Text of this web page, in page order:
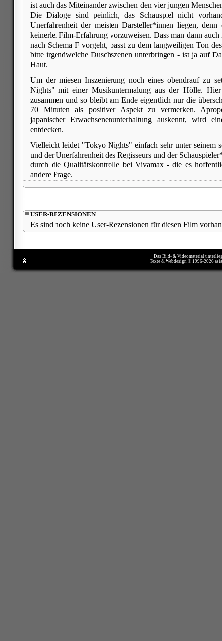
ist auch das Miteinander zwischen den vier jungen
Die Dialoge sind peinlich, das Schauspiel nicht
Unerfahrenheit der meisten Darsteller*innen liegen, denn
keinerlei Film-Erfahrung vorzuweisen. Dass man dann auch
nach Schema F vorgeht, passt zu dem langweiligen Ton
bitte irgendwelche Duschszenen unterbringen - ist ja auf
Haut.
Um der miesen Inszenierung noch eines obendrauf zu
Nights" mit einer Musikuntermalung aus der Hölle.
zusammen und so bleibt am Ende eigentlich nur die
70 Minuten als positiver Aspekt zu vermerken.
japanischer Erwachsenenunterhaltung auskennt, wird
entdecken.
Vielleicht leidet "Tokyo Nights" einfach sehr unter seinem
und der Unerfahrenheit des Regisseurs und der
durch die Qualitätskontrolle bei Vivamax - die es
andere Frage.
USER-REZENSIONEN
Es sind noch keine User-Rezensionen für diesen Film
Das Bild- & Videomaterial
Texte & Webdesign © 1996-2026